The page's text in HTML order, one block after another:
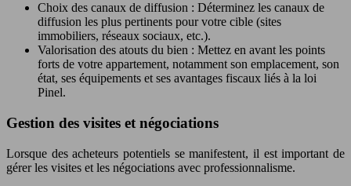
Choix des canaux de diffusion : Déterminez les canaux de
diffusion les plus pertinents pour votre cible (sites
immobiliers, réseaux sociaux, etc.).
Valorisation des atouts du bien : Mettez en avant les points
forts de votre appartement, notamment son emplacement, son
état, ses équipements et ses avantages fiscaux liés à la loi
Pinel.
Gestion des visites et négociations
Lorsque des acheteurs potentiels se manifestent, il est important de
gérer les visites et les négociations avec professionnalisme.